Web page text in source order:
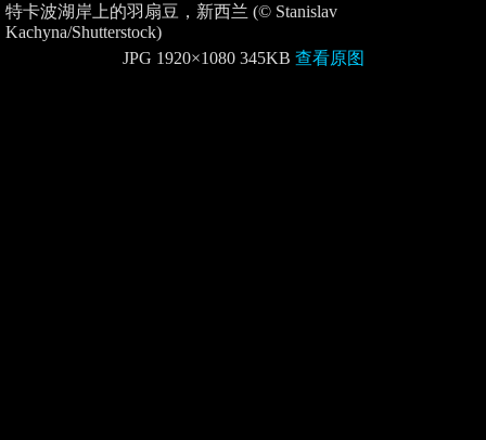
特卡波湖岸上的羽扇豆，新西兰 (© Stanislav
Kachyna/Shutterstock)
JPG 1920×1080 345KB 查看原图